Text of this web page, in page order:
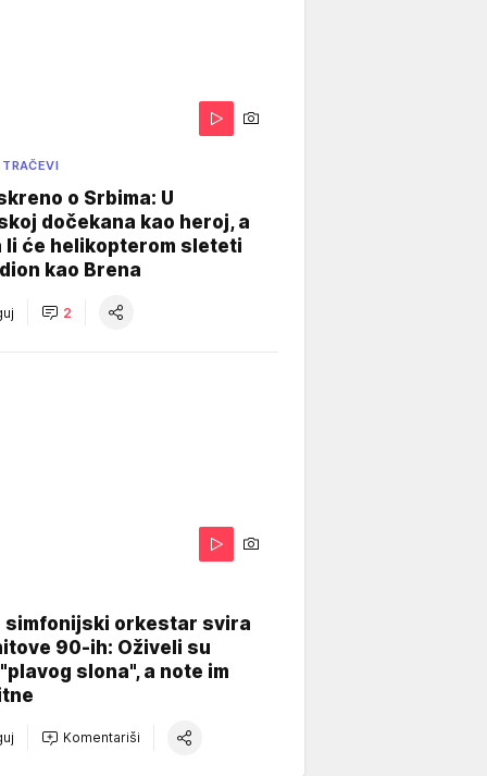
o Srbima: U
dočekana kao heroj, a
li će helikopterom sleteti
kao Brena
2
simfonijski orkestar svira
90-ih: Oživeli su
slona", a note im
Komentariši